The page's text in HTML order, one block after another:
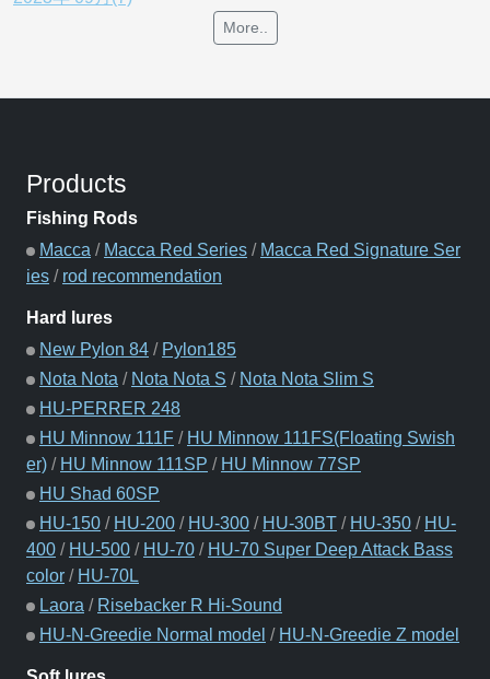
More..
Products
Fishing Rods
Macca / Macca Red Series / Macca Red Signature Ser
ies / rod recommendation
Hard lures
New Pylon 84 / Pylon185
Nota Nota / Nota Nota S / Nota Nota Slim S
HU-PERRER 248
HU Minnow 111F / HU Minnow 111FS(Floating Swish
er) / HU Minnow 111SP / HU Minnow 77SP
HU Shad 60SP
HU-150 / HU-200 / HU-300 / HU-30BT / HU-350 / HU-
400 / HU-500 / HU-70 / HU-70 Super Deep Attack Bass
color / HU-70L
Laora / Risebacker R Hi-Sound
HU-N-Greedie Normal model / HU-N-Greedie Z model